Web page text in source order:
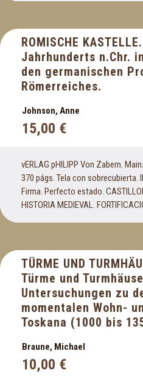
ROMISCHE
Jahrhunderts n.Chr.
den germanischen
Römerreiches.
Johnson, Anne
15,00 €
vERLAG pHILIPP Von Zabern.
370 págs. Tela con sobrecubierta.
Firma. Perfecto estado.
HISTORIA MEDIEVAL.
TÜRME UND
Türme und
Untersuchungen zu
momentalen Wohn-
Toskana (1000 bis
Braune, Michael
10,00 €